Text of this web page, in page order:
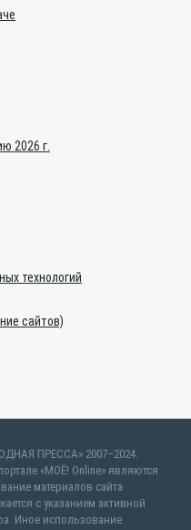
2026 г.
технологий
сайтов)
ПРЕССА» 2007–2024.
«МОЁ! Online» являются
материалов сайта
с указанием активной
Иное использование